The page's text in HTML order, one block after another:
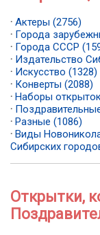
Открытки,
· Актеры (2756)
· Города
· Города СССР
· Издательство
· Искусство (1328)
· Конверты (2088)
· Наборы
·
· Разные (1086)
· Виды
Сибирских